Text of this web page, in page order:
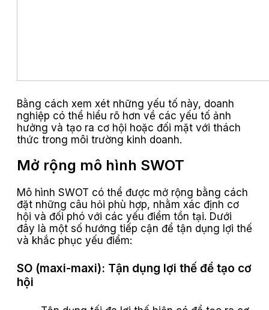
Bằng cách xem xét những yếu tố này, doanh
nghiệp có thể hiểu rõ hơn về các yếu tố ảnh
hưởng và tạo ra cơ hội hoặc đối mặt với thách
thức trong môi trường kinh doanh.
Mở rộng mô hình SWOT
Mô hình SWOT có thể được mở rộng bằng cách
đặt những câu hỏi phù hợp, nhằm xác định cơ
hội và đối phó với các yếu điểm tồn tại. Dưới
đây là một số hướng tiếp cận để tận dụng lợi thế
và khắc phục yếu điểm:
SO (maxi-maxi): Tận dụng lợi thế để tạo cơ
hội